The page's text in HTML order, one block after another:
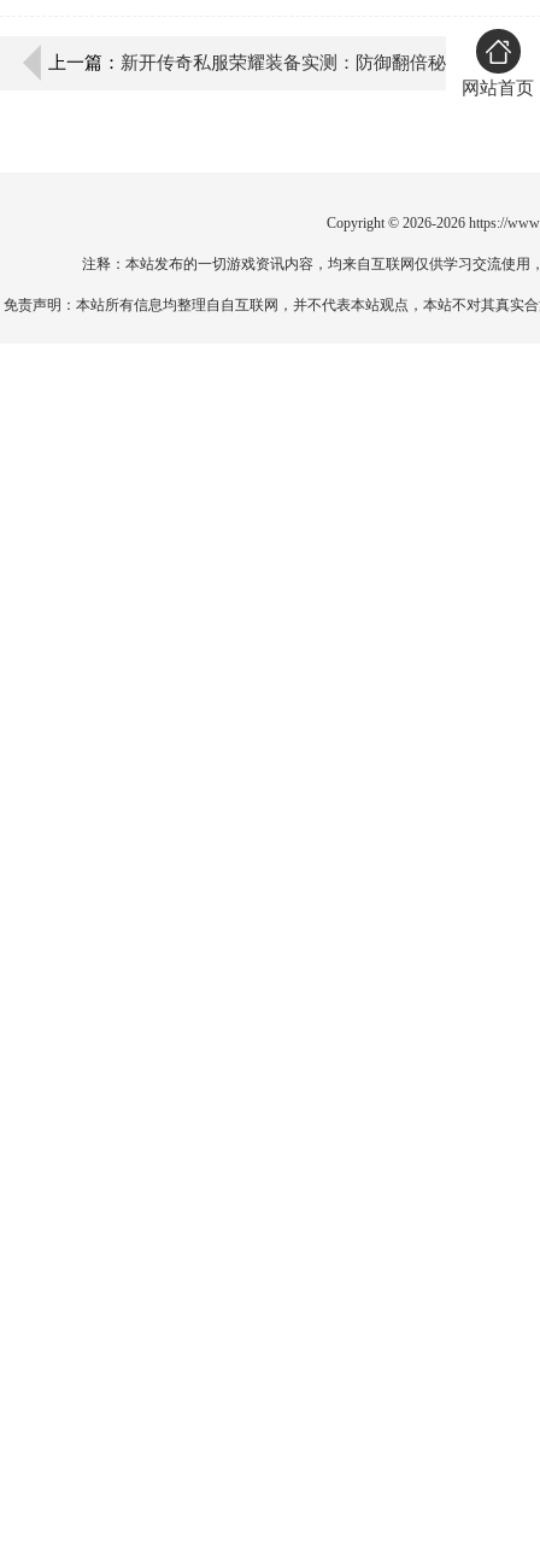
上一篇： 新开传奇私服荣耀装备实测：防御翻倍秘
网站首页
Copyright © 2026-2026 https://
注释：本站发布的一切游戏资讯内容，均来自互联网仅供学习交流使
免责声明：本站所有信息均整理自自互联网，并不代表本站观点，本站不对其真实